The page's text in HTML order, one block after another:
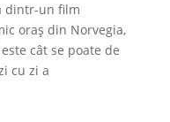
dintr-un film
oraș din Norvegia,
cât se poate de
cu zi a